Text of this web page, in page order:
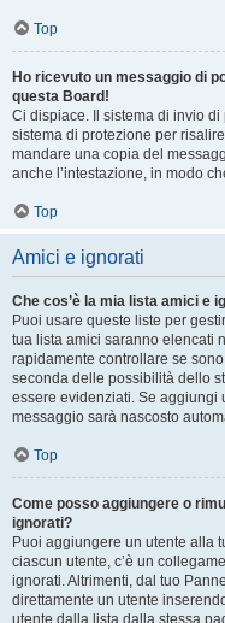
Top
Ho ricevuto un messaggio di
questa Board!
Ci dispiace. Il sistema di invio
sistema di protezione per
mandare una copia del
anche l’intestazione, in modo
Top
Amici e ignorati
Che cos’è la mia lista amici e
Puoi usare queste liste per
tua lista amici saranno elencati
rapidamente controllare se
seconda delle possibilità dello
essere evidenziati. Se aggiungi
messaggio sarà nascosto
Top
Come posso aggiungere o
ignorati?
Puoi aggiungere un utente alla
ciascun utente, c’è un
ignorati. Altrimenti, dal tuo
direttamente un utente
utente dalla lista dalla stessa